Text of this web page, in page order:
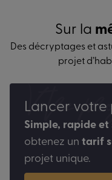
Sur la
Des décryptages et
projet
Votre
Lancer votre
Simple, rapide et
obtenez un tarif
projet unique.